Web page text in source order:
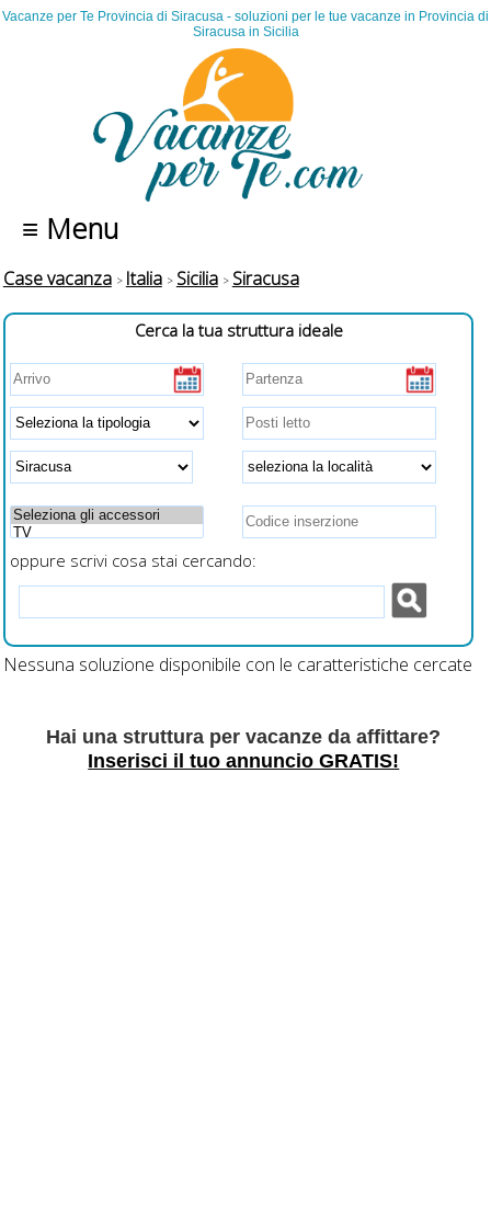
Vacanze per Te Provincia di Siracusa - soluzioni per le tue vacanze in Provincia di
Siracusa in Sicilia
≡ Menu
Case vacanza Italia Sicilia Siracusa
Cerca la tua struttura ideale
oppure scrivi cosa stai cercando:
Nessuna soluzione disponibile con le caratteristiche cercate
Hai una struttura per vacanze da affittare?
Inserisci il tuo annuncio GRATIS!